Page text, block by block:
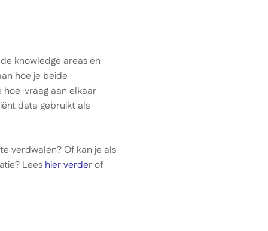
knowledge areas en
hoe je beide
vraag aan elkaar
data gebruikt als
verdwalen? Of kan je als
Leeshier verder of